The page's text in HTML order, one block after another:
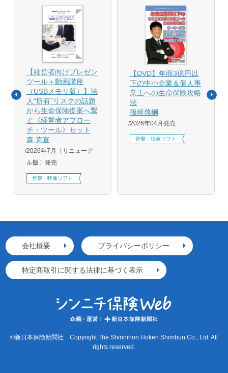
【経営者向けプレゼン
ツール＋動画講座
（USBメモリ版）】法
人“所有”リスクの話題
から生命保険提案へ繋
ぐ《経営者アプロー
チ・ツール》セット
森 克宣
2026年7月〔リニューア
ル版〕発売
音響・映像ソフト
【DVD】年商3億円以
下の中小企業＆個人事
業主への生命保険攻略
法
篠崎啓嗣
2026年04月発売
音響・映像ソフト
会社概要 プライバシーポリシー
特定商取引に関する法律に基づく表示
©新日本保険新聞社 Copyright The Shinnihon Hoken Shimbun Co., Ltd. All
rights reserved.